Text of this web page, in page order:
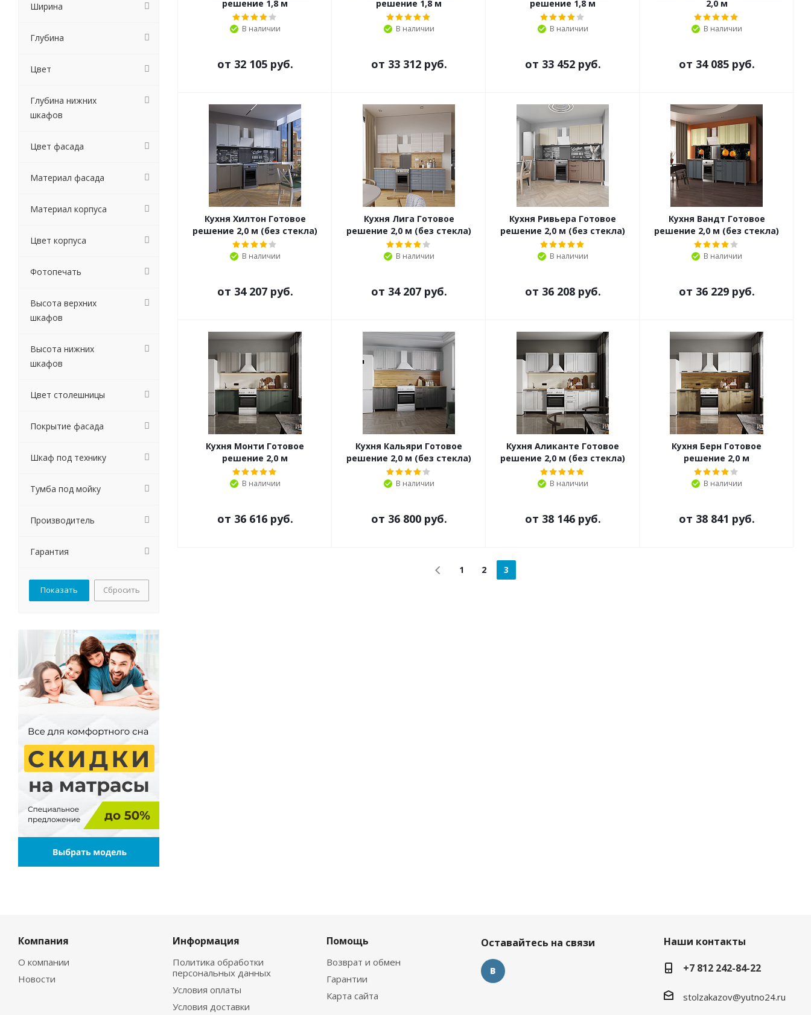
решение 1,8 м
В наличии
от 32 105 руб.
решение 1,8 м
В наличии
от 33 312 руб.
решение 1,8 м
В наличии
от 33 452 руб.
2,0 м
В наличии
от 34 085 руб.
Кухня Хилтон Готовое
решение 2,0 м (без стекла)
В наличии
от 34 207 руб.
Кухня Лига Готовое
решение 2,0 м (без стекла)
В наличии
от 34 207 руб.
Кухня Ривьера Готовое
решение 2,0 м (без стекла)
В наличии
от 36 208 руб.
Кухня Вандт Готовое
решение 2,0 м (без стекла)
В наличии
от 36 229 руб.
Кухня Монти Готовое
решение 2,0 м
В наличии
от 36 616 руб.
Кухня Кальяри Готовое
решение 2,0 м (без стекла)
В наличии
от 36 800 руб.
Кухня Аликанте Готовое
решение 2,0 м (без стекла)
В наличии
от 38 146 руб.
Кухня Берн Готовое
решение 2,0 м
В наличии
от 38 841 руб.
1 2 3
Ширина
Глубина
Цвет
Глубина нижних
шкафов
Цвет фасада
Материал фасада
Материал корпуса
Цвет корпуса
Фотопечать
Высота верхних
шкафов
Высота нижних
шкафов
Цвет столешницы
Покрытие фасада
Шкаф под технику
Тумба под мойку
Производитель
Гарантия
Сбросить
Компания
О компании
Новости
Информация
Политика обработки
персональных данных
Условия оплаты
Условия доставки
Помощь
Возврат и обмен
Гарантии
Карта сайта
Оставайтесь на связи
Наши контакты
+7 812 242-84-22
stolzakazov@yutno24.ru